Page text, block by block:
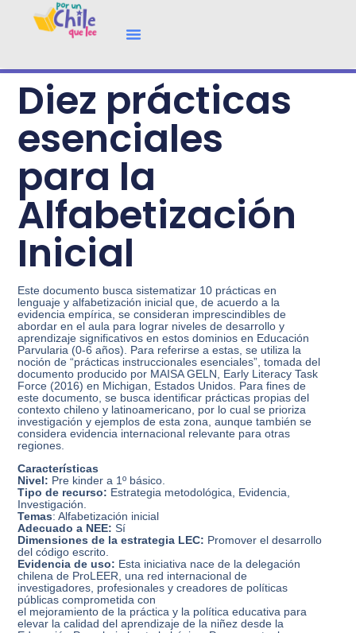
Diez prácticas
esenciales
para la
Alfabetización
Inicial
Este documento busca sistematizar 10 prácticas en
lenguaje y alfabetización inicial que, de acuerdo a la
evidencia empírica, se consideran imprescindibles de
abordar en el aula para lograr niveles de desarrollo y
aprendizaje significativos en estos dominios en Educación
Parvularia (0-6 años). Para referirse a estas, se utiliza la
noción de “prácticas instruccionales esenciales”, tomada del
documento producido por MAISA GELN, Early Literacy Task
Force (2016) en Michigan, Estados Unidos. Para fines de
este documento, se busca identificar prácticas propias del
contexto chileno y latinoamericano, por lo cual se prioriza
investigación y ejemplos de esta zona, aunque también se
considera evidencia internacional relevante para otras
regiones.
Características
Nivel: Pre kinder a 1º básico.
Tipo de recurso: Estrategia metodológica, Evidencia,
Investigación.
Temas: Alfabetización inicial
Adecuado a NEE: Sí
Dimensiones de la estrategia LEC: Promover el desarrollo
del código escrito.
Evidencia de uso: Esta iniciativa nace de la delegación
chilena de ProLEER, una red internacional de
investigadores, profesionales y creadores de políticas
públicas comprometida con
el mejoramiento de la práctica y la política educativa para
elevar la calidad del aprendizaje de la niñez desde la